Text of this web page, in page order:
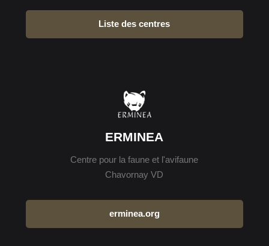
Liste des centres
ERMINEA
Centre pour la faune et l'avifaune
Chavornay VD
erminea.org